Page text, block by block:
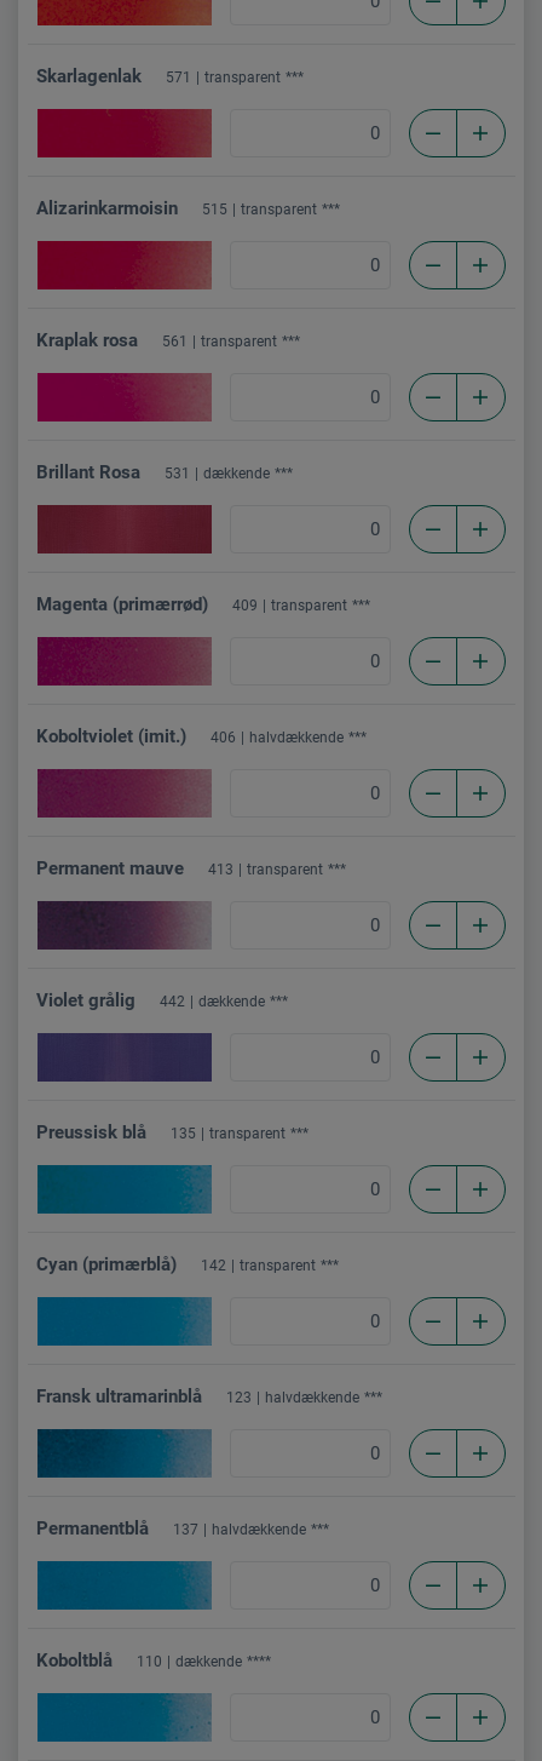
Skarlagenlak 571 transparent ***
Alizarinkarmoisin 515 transparent ***
Kraplak rosa 561 transparent ***
Brillant Rosa 531 dækkende ***
Magenta (primærrød) 409 transparent ***
Koboltviolet (imit.) 406 halvdækkende ***
Permanent mauve 413 transparent ***
Violet grålig 442 dækkende ***
Preussisk blå 135 transparent ***
Cyan (primærblå) 142 transparent ***
Fransk ultramarinblå 123 halvdækkende ***
Permanentblå 137 halvdækkende ***
Koboltblå 110 dækkende ****